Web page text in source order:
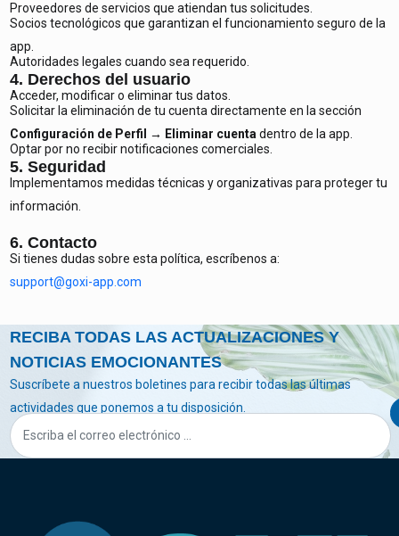
Proveedores de servicios que atiendan tus solicitudes.
Socios tecnológicos que garantizan el funcionamiento seguro de la
app.
Autoridades legales cuando sea requerido.
4. Derechos del usuario
Acceder, modificar o eliminar tus datos.
Solicitar la eliminación de tu cuenta directamente en la sección
Configuración de Perfil → Eliminar cuenta dentro de la app.
Optar por no recibir notificaciones comerciales.
5. Seguridad
Implementamos medidas técnicas y organizativas para proteger tu
información.
6. Contacto
Si tienes dudas sobre esta política, escríbenos a:
support@goxi-app.com
RECIBA TODAS LAS ACTUALIZACIONES Y
NOTICIAS EMOCIONANTES
Suscríbete a nuestros boletines para recibir todas las últimas
actividades que ponemos a tu disposición.